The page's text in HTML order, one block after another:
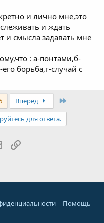
что ты радовался
и лично мне,это
и ждать
и смысла задавать мне
: а-понтами,б-
борьба,г-случай с
Вперёд
для ответа.
Электронная почта
Помощь